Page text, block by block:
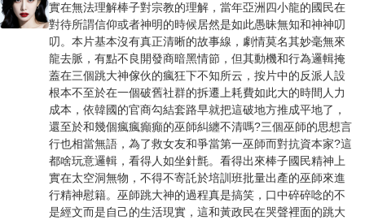
實在無法理解棒子對宗教的理解，當年亞洲四小龍的國民在
對待所謂信仰或者神明的時候居然是如此愚昧無知和神神叨
叨。本片基本沒有真正清晰的故事線，劇情莫名其妙毫無來
龍去脈，有點不良開發商暗黑情節，但其動機和行為邏輯掩
蓋在三個跳大神傢伙的瘋狂下不知所云，按片中的反派人設
根本不至於在一個破舊社群的拆遷上耗費如此大的時間人力
成本，依韓國的官商勾結套路早就把這破地方推成平地了，
還至於和幾個瘋瘋癲癲的巫師糾纏不清嗎?三個巫師的思想言
行也相當無語，為了救女友和爭當第一巫師而對抗資本家?這
都啥玩意邏輯，看得人如坐針氈。看得出來棒子國民精神上
實在太空洞無物，不得不寄託於培訓班批量出產的巫師來進
行精神慰籍。巫師跳大神的過程真是搞笑，口中碎碎唸的不
是經文而是自己的生活現實，這和黃政民在哭聲裡面的跳大